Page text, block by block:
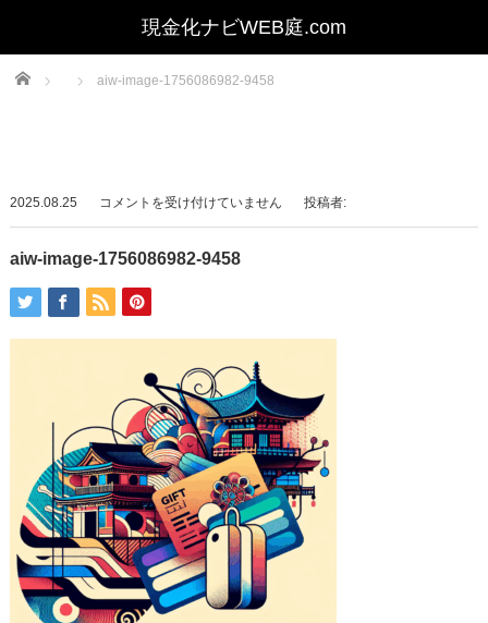
Home aiw-image-1756086982-9458
2025.08.25
aiw-
image-
1756086982-
は
コメントを受け付けていません 投稿者:
aiw-image-1756086982-9458